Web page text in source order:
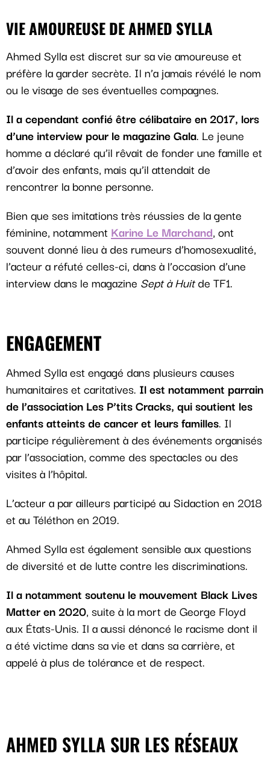
VIE AMOUREUSE DE AHMED SYLLA
Ahmed Sylla est discret sur sa vie amoureuse et
préfère la garder secrète. Il n’a jamais révélé le nom
ou le visage de ses éventuelles compagnes.
Il a cependant confié être célibataire en 2017, lors
d’une interview pour le magazine Gala. Le jeune
homme a déclaré qu’il rêvait de fonder une famille et
d’avoir des enfants, mais qu’il attendait de
rencontrer la bonne personne.
Bien que ses imitations très réussies de la gente
féminine, notamment Karine Le Marchand, ont
souvent donné lieu à des rumeurs d’homosexualité,
l’acteur a réfuté celles-ci, dans à l’occasion d’une
interview dans le magazine Sept à Huitde TF1.
ENGAGEMENT
Ahmed Sylla est engagé dans plusieurs causes
humanitaires et caritatives. Il est notamment parrain
de l’association Les P’tits Cracks, qui soutient les
enfants atteints de cancer et leurs familles. Il
participe régulièrement à des événements organisés
par l’association, comme des spectacles ou des
visites à l’hôpital.
L’acteur a par ailleurs participé au Sidaction en 2018
et au Téléthon en 2019.
Ahmed Sylla est également sensible aux questions
de diversité et de lutte contre les discriminations.
Il a notamment soutenu le mouvement Black Lives
Matter en 2020, suite à la mort de George Floyd
aux États-Unis. Il a aussi dénoncé le racisme dont il
a été victime dans sa vie et dans sa carrière, et
appelé à plus de tolérance et de respect.
AHMED SYLLA SUR LES RÉSEAUX